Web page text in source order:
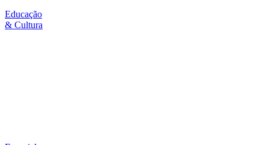
Educação
& Cultura